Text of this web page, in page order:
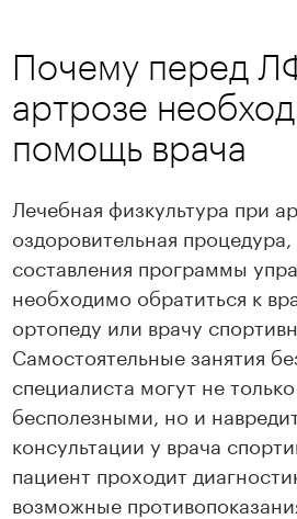
Почему перед
артрозе
помощь врача
Лечебная физкультура при
оздоровительная
составления программы
необходимо обратиться к
ортопеду или врачу
Самостоятельные занятия
специалиста могут не
бесполезными, но и
консультации у врача
пациент проходит
возможные